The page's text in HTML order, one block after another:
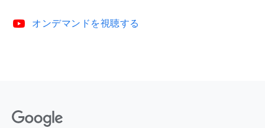
video_youtube オンデマンドを視聴する